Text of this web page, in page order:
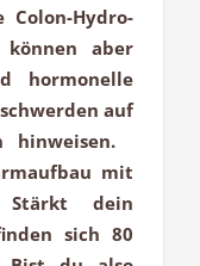
Hydro-
aber
hormonelle
auf
hinweisen.
mit
Stärkt dein
sich 80